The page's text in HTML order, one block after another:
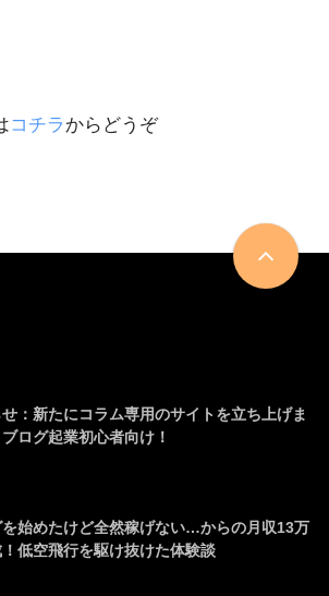
コチラ からどうぞ
：新たにコラム専用のサイトを立ち上げま
ブログ起業初心者向け！
を始めたけど全然稼げない…からの月収13万
！低空飛行を駆け抜けた体験談